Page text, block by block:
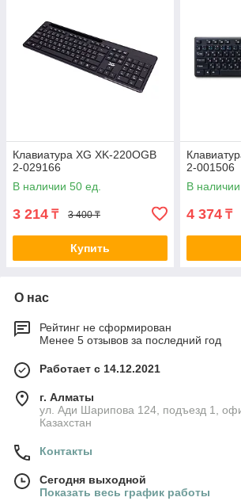
Клавиатура XG XK-220OGB
2-029166
В наличии 50 ед.
3 214 ₸ 3 400 ₸
Купить
2-001506
В
4 374 ₸
О нас
Рейтинг не сформирован
Менее 5 отзывов за последний год
Работает с 14.12.2021
г. Алматы
ул. Ади Шарипова 124, подъезд 1,
Казахстан
Контакты
Сегодня выходной
Показать весь график работы